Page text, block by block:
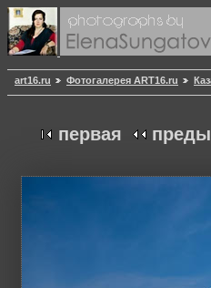
art16.ru Фотогалерея ART16.ru
первая